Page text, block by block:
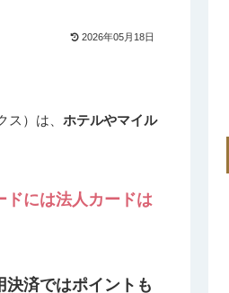
2026年05月18日
）は、 ホテルやマイル
ドには法人カードは
済ではポイントも